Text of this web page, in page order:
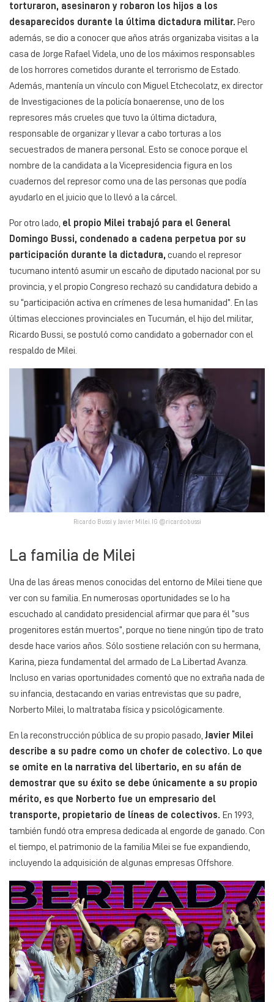
torturaron, asesinaron y robaron los hijos a los
desaparecidos durante la última dictadura militar. Pero
además, se dio a conocer que años atrás organizaba visitas a la
casa de Jorge Rafael Videla, uno de los máximos responsables
de los horrores cometidos durante el terrorismo de Estado.
Además, mantenía un vínculo con Miguel Etchecolatz, ex director
de Investigaciones de la policía bonaerense, uno de los
represores más crueles que tuvo la última dictadura,
responsable de organizar y llevar a cabo torturas a los
secuestrados de manera personal. Esto se conoce porque el
nombre de la candidata a la Vicepresidencia figura en los
cuadernos del represor como una de las personas que podía
ayudarlo en el juicio que lo llevó a la cárcel.
Por otro lado, el propio Milei trabajó para el General
Domingo Bussi, condenado a cadena perpetua por su
participación durante la dictadura, cuando el represor
tucumano intentó asumir un escaño de diputado nacional por su
provincia, y el propio Congreso rechazó su candidatura debido a
su “participación activa en crímenes de lesa humanidad”. En las
últimas elecciones provinciales en Tucumán, el hijo del militar,
Ricardo Bussi, se postuló como candidato a gobernador con el
respaldo de Milei.
Ricardo Bussi y Javier Milei. IG @ricardobussi
La familia de Milei
Una de las áreas menos conocidas del entorno de Milei tiene que
ver con su familia. En numerosas oportunidades se lo ha
escuchado al candidato presidencial afirmar que para él “sus
progenitores están muertos”, porque no tiene ningún tipo de trato
desde hace varios años. Sólo sostiene relación con su hermana,
Karina, pieza fundamental del armado de La Libertad Avanza.
Incluso en varias oportunidades comentó que no extraña nada de
su infancia, destacando en varias entrevistas que su padre,
Norberto Milei, lo maltrataba física y psicológicamente.
En la reconstrucción pública de su propio pasado, Javier Milei
describe a su padre como un chofer de colectivo. Lo que
se omite en la narrativa del libertario, en su afán de
demostrar que su éxito se debe únicamente a su propio
mérito, es que Norberto fue un empresario del
transporte, propietario de líneas de colectivos. En 1993,
también fundó otra empresa dedicada al engorde de ganado. Con
el tiempo, el patrimonio de la familia Milei se fue expandiendo,
incluyendo la adquisición de algunas empresas Offshore.